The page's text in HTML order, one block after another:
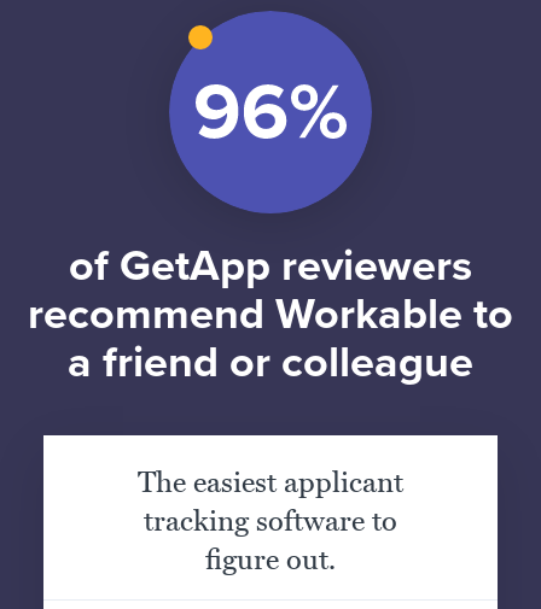
of GetApp reviewers
recommend Workable to
a friend or colleague
The easiest applicant
tracking software to
figure out.